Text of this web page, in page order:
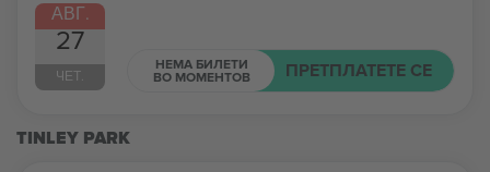
АВГ.
27
ЧЕТ.
НЕМА БИЛЕТИ
ВО МОМЕНТОВ ПРЕТПЛАТЕТЕ СЕ
TINLEY PARK